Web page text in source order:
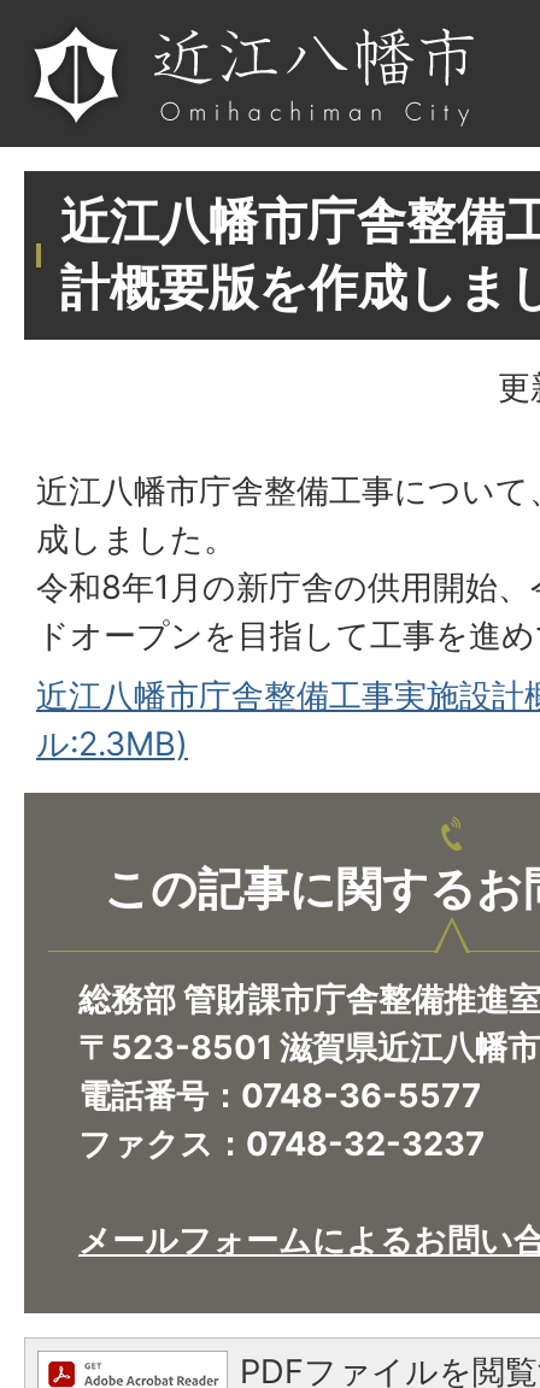
近江八幡市庁舎整備
計概要版を作成しま
更
近江八幡市庁舎整備工事につい
成しました。
令和8年1月の新庁舎の供用開始
ドオープンを目指して工事を進
近江八幡市庁舎整備工事実施設
ル:2.3MB)
この記事に関するお
総務部 管財課市庁舎整備推進室
〒523-8501 滋賀県近江八幡
電話番号：0748-36-5577
ファクス：0748-32-3237
メールフォームによるお問い
PDFファイルを閲